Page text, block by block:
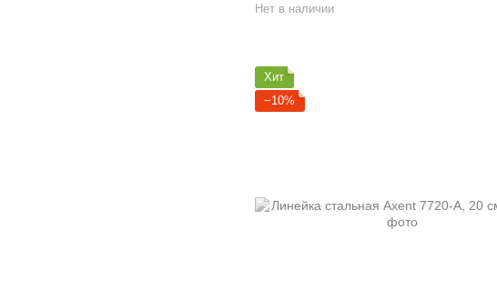
Нет в наличии
Хит
−10%